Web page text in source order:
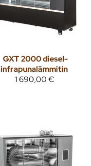
GXT 2000 diesel-
infrapunalämmitin
1 690,00 €